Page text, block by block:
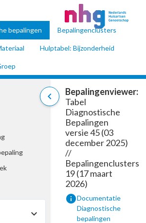
bepalingen Bepalingenclusters
Hulptabel: Bijzonderheid
chevron_left
Bepalingenviewer:
Tabel
Diagnostische
Bepalingen
versie 45 (03
december 2025)
//
Bepalingenclusters
19 (17 maart
2026)
infoDocumentatie
Diagnostische
bepalingen